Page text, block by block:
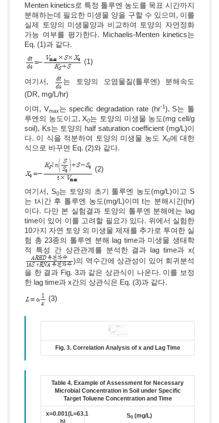
Menten kinetics로 특정 톨루엔 농도를 목표 시간까지
분해하는데 필요한 미생물 양을 구할 수 있으며, 이를
실제 토양의 미생물양과 비교하여 토양의 자연정화
가능 여부를 평가한다. Michaelis-Menten kinetics는
Eq. (1)과 같다.
(1)
여기서,
는 토양의 오염물질(톨루엔) 분해속도
(DR, mg/L/hr)
이며, Vmax는 specific degradation rate (hr-1), S는 톨
루엔의 농도이고, X0는 토양의 미생물 농도(mg cell/g
soil), Ks는 토양의 half saturation coefficient (mg/L)이
다. 이 식을 적분하여 토양의 미생물 농도 X0에 대한
식으로 바꾸면 Eq. (2)와 같다.
(2)
여기서, S0는 토양의 초기 톨루엔 농도(mg/L)이고 S
는 t시간 후 톨루엔 농도(mg/L)이며 t는 분해시간(hr)
이다. 다만 본 실험결과 토양의 톨루엔 분해에는 lag
time이 있어 이를 고려할 필요가 있다. 위에서 실험한
10가지 자연 토양 외 미생물 제재를 추가로 투여한 실
험 총 23종의 톨루엔 분해 lag time과 미생물 생태학
적 특성 간 상관관계를 분석한 결과 lag time과 x(
)의 역수간에 상관성이 있어 회귀분석
을 한 결과 Fig. 3과 같은 상관식이 나온다. 이를 보정
한 lag time과 x간의 상관식은 Eq. (3)과 같다.
(3)
Fig. 3. Correlation Analysis of x and Lag Time
Table 4. Example of Assessment for Necessary
Microbial Concentration in Soil under Specific
Target Toluene Concentration and Time
x=0.001(L=63.1
h)
S0 (mg/L)